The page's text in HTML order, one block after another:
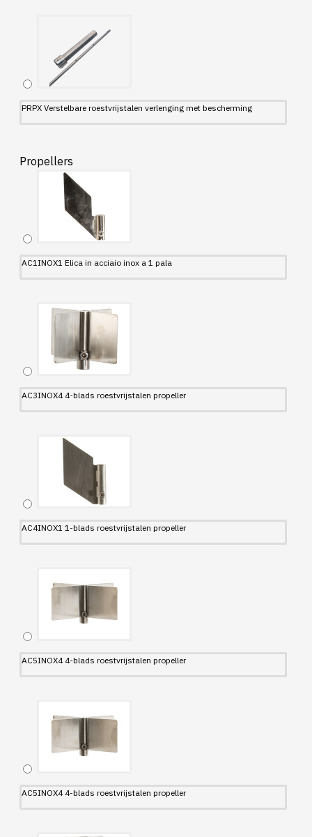
PRPX Verstelbare roestvrijstalen verlenging met bescherming
Propellers
AC1INOX1 Elica in acciaio inox a 1 pala
AC3INOX4 4-blads roestvrijstalen propeller
AC4INOX1 1-blads roestvrijstalen propeller
AC5INOX4 4-blads roestvrijstalen propeller
AC5INOX4 4-blads roestvrijstalen propeller